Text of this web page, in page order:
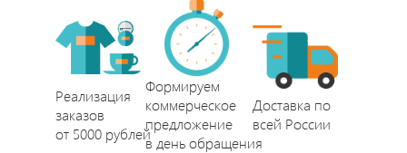
Реализация
заказов
от 5000 рублей
Формируем
коммерческое
предложение
в день обращения
Доставка по
всей России